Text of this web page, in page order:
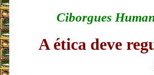
Ciborgues
A ética deve